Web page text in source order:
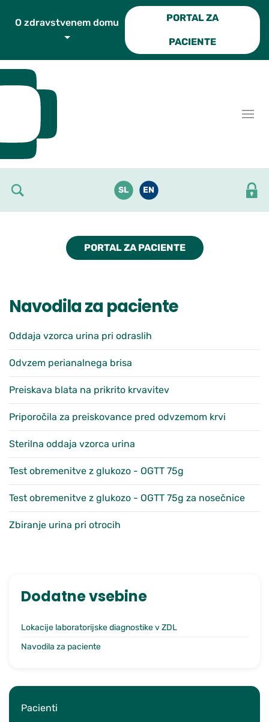
PORTAL ZA
PACIENTE
SL EN
PORTAL ZA PACIENTE
Dodatne vsebine
Lokacije laboratorijske diagnostike v ZDL
Navodila za paciente
Pacienti
Navodila za paciente
Oddaja vzorca urina pri odraslih
Odvzem perianalnega brisa
Preiskava blata na prikrito krvavitev
Priporočila za preiskovance pred odvzemom krvi
Sterilna oddaja vzorca urina
Test obremenitve z glukozo - OGTT 75g
Test obremenitve z glukozo - OGTT 75g za nosečnice
Zbiranje urina pri otrocih